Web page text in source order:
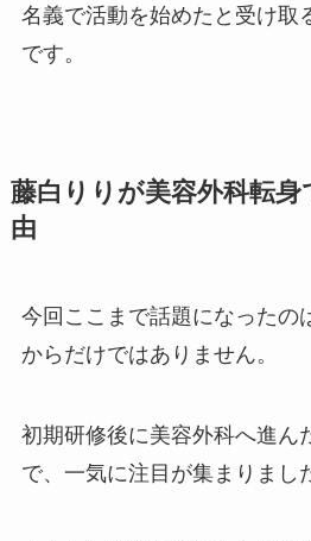
名義で活動を始めたと受け取
です。
藤白りりが美容外科転
由
今回ここまで話題になったの
からだけではありません。
初期研修後に美容外科へ進ん
で、一気に注目が集まりまし